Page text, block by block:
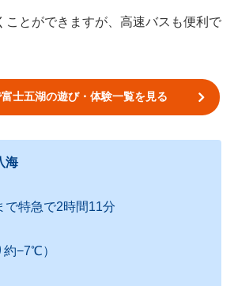
ことができますが、高速バスも便利で
富士五湖の遊び・体験一覧を見る
海
で特急で2時間11分
−7℃）